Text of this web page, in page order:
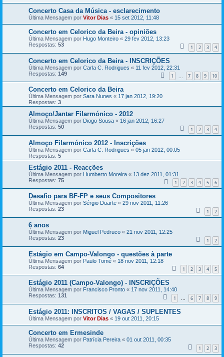
Concerto Casa da Música - esclarecimento
Última Mensagem por Vitor Dias « 15 set 2012, 11:48
Concerto em Celorico da Beira - opiniões
Última Mensagem por Hugo Monteiro « 29 fev 2012, 13:23
Respostas: 53 1 2 3 4
Concerto em Celorico da Beira - INSCRIÇÕES
Última Mensagem por Carla C. Rodrigues « 11 fev 2012, 22:31
Respostas: 149 1 7 8 9 10
Concerto em Celorico da Beira
Última Mensagem por Sara Nunes « 17 jan 2012, 19:20
Respostas: 3
Almoço/Jantar Filarmónico - 2012
Última Mensagem por Diogo Sousa « 16 jan 2012, 16:27
Respostas: 50 1 2 3 4
Almoço Filarmónico 2012 - Inscrições
Última Mensagem por Carla C. Rodrigues « 05 jan 2012, 00:05
Respostas: 5
Estágio 2011 - Reacções
Última Mensagem por Humberto Moreira « 13 dez 2011, 01:31
Respostas: 75 1 2 3 4 5 6
Desafio para BF-FP e seus Compositores
Última Mensagem por Sérgio Duarte « 29 nov 2011, 11:26
Respostas: 23 1 2
6 anos
Última Mensagem por Miguel Pedruco « 21 nov 2011, 12:25
Respostas: 23 1 2
Estágio em Campo-Valongo - questões à parte
Última Mensagem por Paulo Tomé « 18 nov 2011, 12:18
Respostas: 64 1 2 3 4 5
Estágio 2011 (Campo-Valongo) - INSCRIÇÕES
Última Mensagem por Francisco Pronto « 17 nov 2011, 14:40
Respostas: 131 1 ... 6 7 8 9
Estágio 2011: INSCRITOS / VAGAS / SUPLENTES
Última Mensagem por Vitor Dias « 19 out 2011, 20:15
Concerto em Ermesinde
Última Mensagem por Patrícia Pereira « 01 out 2011, 00:35
Respostas: 42 1 2 3